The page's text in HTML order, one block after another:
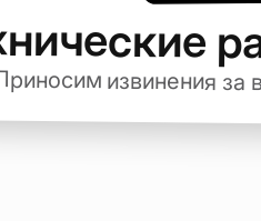
извинения за